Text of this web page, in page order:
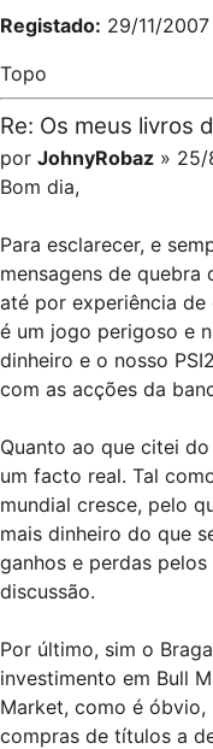
Registado: 29/11/
Topo
Re: Os meus livros
por JohnyRobaz » 25/
Bom dia,
Para esclarecer, e
mensagens de quebra
até por experiência de
é um jogo perigoso e
dinheiro e o nosso
com as acções da
Quanto ao que citei
um facto real. Tal
mundial cresce, pelo
mais dinheiro do que
ganhos e perdas
discussão.
Por último, sim o
investimento em Bull
Market, como é
compras de títulos a